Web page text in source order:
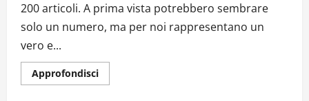
200 articoli. A prima vista potrebbero sembrare
solo un numero, ma per noi rappresentano un
vero e...
Approfondisci